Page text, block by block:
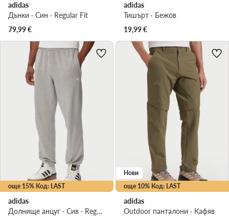
adidas
Дънки · Син · Regular Fit
79,99€
adidas
Тишърт · Бежов
19,99€
още 15% Код: LAST
adidas
Долнище анцуг · Сив · Regular Fit
още 10% Код: LAST
Нови
adidas
Outdoor панталони · Кафяв